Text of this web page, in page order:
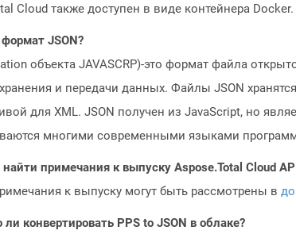
Cloud также доступен в виде контейнера
JSON?
объекта JAVASCRP)-это формат файла
и передачи данных. Файлы JSON
для XML. JSON получен из JavaScript, но
многими современными языками
найти примечания к выпуску Aspose.Total Cloud
к выпуску могут быть рассмотрены в
ли конвертировать PPS to JSON в облаке?